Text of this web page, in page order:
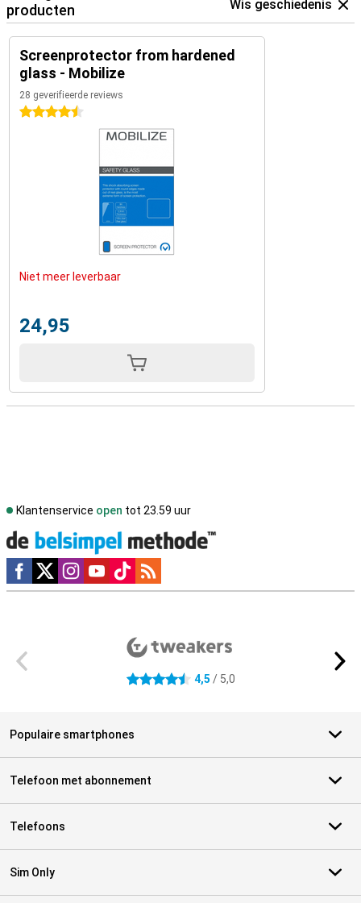
producten
Wis geschiedenis
Screenprotector from hardened
glass - Mobilize
28 geverifieerde reviews
4.5 sterren
Niet meer leverbaar
24,95
Klantenservice open tot 23.59 uur
Social media
4.5 sterren 4,5 / 5,0
Populaire smartphones
Telefoon met abonnement
Telefoons
Sim Only